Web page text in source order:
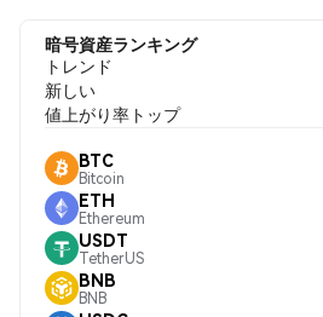
暗号資産ランキング
トレンド
新しい
値上がり率トップ
BTC
Bitcoin
ETH
Ethereum
USDT
TetherUS
BNB
BNB